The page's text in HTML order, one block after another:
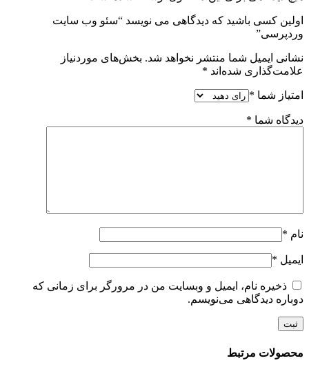
اولین کسی باشید که دیدگاهی می نویسد “سئو وب سایت
وردپرسی”
نشانی ایمیل شما منتشر نخواهد شد. بخش‌های موردنیاز
علامت‌گذاری شده‌اند *
امتیاز شما *
دیدگاه شما *
نام *
ایمیل *
ذخیره نام، ایمیل و وبسایت من در مرورگر برای زمانی که
دوباره دیدگاهی می‌نویسم.
محصولات مرتبط